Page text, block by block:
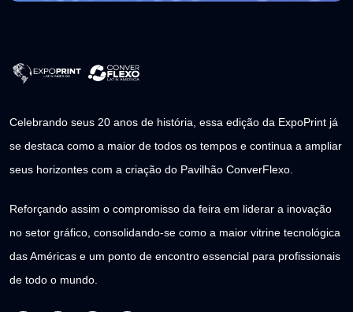
Celebrando seus 20 anos de história, essa edição da ExpoPrint já
se destaca como a maior de todos os tempos e continua a ampliar
seus horizontes com a criação do Pavilhão ConverFlexo.
Reforçando assim o compromisso da feira em liderar a inovação
no setor gráfico, consolidando-se como a maior vitrine tecnológica
das Américas e um ponto de encontro essencial para profissionais
de todo o mundo.